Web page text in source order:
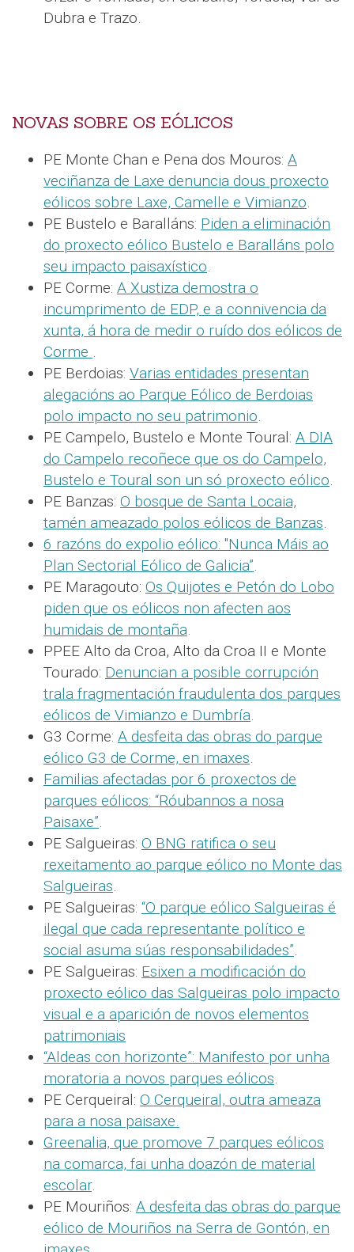
Dubra e Trazo.
NOVAS SOBRE OS EÓLICOS
PE Monte Chan e Pena dos Mouros: A
veciñanza de Laxe denuncia dous proxecto
eólicos sobre Laxe, Camelle e Vimianzo.
PE Bustelo e Baralláns: Piden a eliminación
do proxecto eólico Bustelo e Baralláns polo
seu impacto paisaxístico.
PE Corme: A Xustiza demostra o
incumprimento de EDP, e a connivencia da
xunta, á hora de medir o ruído dos eólicos de
Corme .
PE Berdoias: Varias entidades presentan
alegacións ao Parque Eólico de Berdoias
polo impacto no seu patrimonio.
PE Campelo, Bustelo e Monte Toural: A DIA
do Campelo recoñece que os do Campelo,
Bustelo e Toural son un só proxecto eólico.
PE Banzas: O bosque de Santa Locaia,
tamén ameazado polos eólicos de Banzas.
6 razóns do expolio eólico: "Nunca Máis ao
Plan Sectorial Eólico de Galicia”.
PE Maragouto: Os Quijotes e Petón do Lobo
piden que os eólicos non afecten aos
humidais de montaña.
PPEE Alto da Croa, Alto da Croa II e Monte
Tourado: Denuncian a posible corrupción
trala fragmentación fraudulenta dos parques
eólicos de Vimianzo e Dumbría.
G3 Corme: A desfeita das obras do parque
eólico G3 de Corme, en imaxes.
Familias afectadas por 6 proxectos de
parques eólicos: “Róubannos a nosa
Paisaxe”.
PE Salgueiras: O BNG ratifica o seu
rexeitamento ao parque eólico no Monte das
Salgueiras.
PE Salgueiras: “O parque eólico Salgueiras é
ilegal que cada representante político e
social asuma súas responsabilidades”.
PE Salgueiras: Esixen a modificación do
proxecto eólico das Salgueiras polo impacto
visual e a aparición de novos elementos
patrimoniais
“Aldeas con horizonte”: Manifesto por unha
moratoria a novos parques eólicos.
PE Cerqueiral: O Cerqueiral, outra ameaza
para a nosa paisaxe.
Greenalia, que promove 7 parques eólicos
na comarca, fai unha doazón de material
escolar.
PE Mouriños: A desfeita das obras do parque
eólico de Mouriños na Serra de Gontón, en